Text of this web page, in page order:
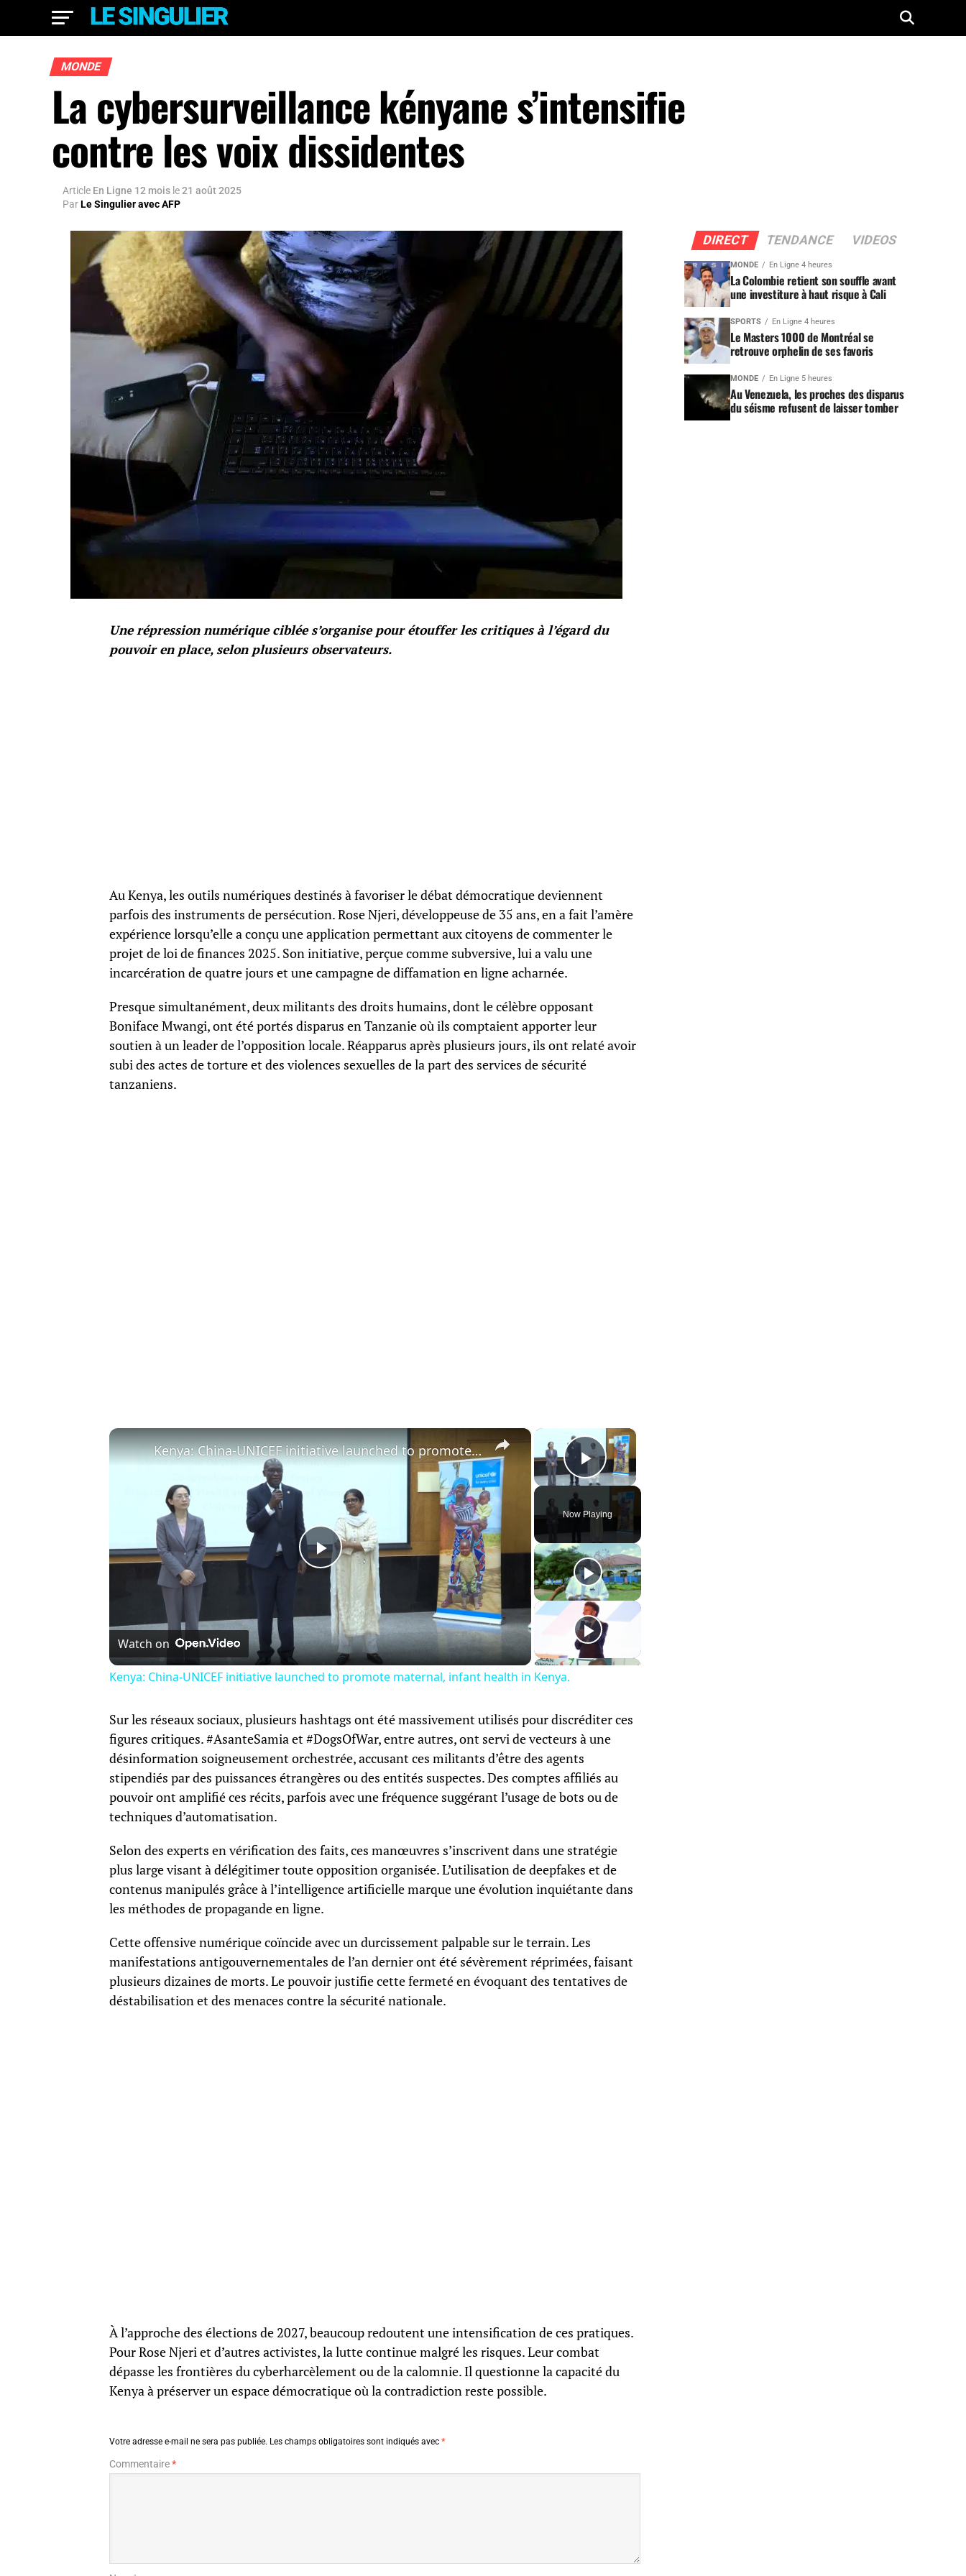
MONDE
La cybersurveillance kényane s’intensifie
contre les voix dissidentes
Article En Ligne 12 mois le21 août 2025
ParLe Singulier avec AFP
Une répression numérique ciblée s’organise pour étouffer les critiques à l’égard du
pouvoir en place, selon plusieurs observateurs.
Au Kenya, les outils numériques destinés à favoriser le débat démocratique deviennent
parfois des instruments de persécution. Rose Njeri, développeuse de 35 ans, en a fait l’amère
expérience lorsqu’elle a conçu une application permettant aux citoyens de commenter le
projet de loi de finances 2025. Son initiative, perçue comme subversive, lui a valu une
incarcération de quatre jours et une campagne de diffamation en ligne acharnée.
Presque simultanément, deux militants des droits humains, dont le célèbre opposant
Boniface Mwangi, ont été portés disparus en Tanzanie où ils comptaient apporter leur
soutien à un leader de l’opposition locale. Réapparus après plusieurs jours, ils ont relaté avoir
subi des actes de torture et des violences sexuelles de la part des services de sécurité
tanzaniens.
×
Play Video
Now Playing
×
Play
Video
Kenya: China-UNICEF initiative launched to promote maternal, infant health in Kenya.
Watch on
Kenya: China-UNICEF initiative launched to promote maternal, infant health in Kenya.
Sur les réseaux sociaux, plusieurs hashtags ont été massivement utilisés pour discréditer ces
figures critiques. #AsanteSamia et #DogsOfWar, entre autres, ont servi de vecteurs à une
désinformation soigneusement orchestrée, accusant ces militants d’être des agents
stipendiés par des puissances étrangères ou des entités suspectes. Des comptes affiliés au
pouvoir ont amplifié ces récits, parfois avec une fréquence suggérant l’usage de bots ou de
techniques d’automatisation.
Selon des experts en vérification des faits, ces manœuvres s’inscrivent dans une stratégie
plus large visant à délégitimer toute opposition organisée. L’utilisation de deepfakes et de
contenus manipulés grâce à l’intelligence artificielle marque une évolution inquiétante dans
les méthodes de propagande en ligne.
Cette offensive numérique coïncide avec un durcissement palpable sur le terrain. Les
manifestations antigouvernementales de l’an dernier ont été sévèrement réprimées, faisant
plusieurs dizaines de morts. Le pouvoir justifie cette fermeté en évoquant des tentatives de
déstabilisation et des menaces contre la sécurité nationale.
À l’approche des élections de 2027, beaucoup redoutent une intensification de ces pratiques.
Pour Rose Njeri et d’autres activistes, la lutte continue malgré les risques. Leur combat
dépasse les frontières du cyberharcèlement ou de la calomnie. Il questionne la capacité du
Kenya à préserver un espace démocratique où la contradiction reste possible.
Votre adresse e-mail ne sera pas publiée. Les champs obligatoires sont indiqués avec *
Commentaire*
DIRECT TENDANCE VIDEOS
MONDE En Ligne 4 heures
La Colombie retient son souffle avant
une investiture à haut risque à Cali
SPORTS En Ligne 4 heures
Le Masters 1000 de Montréal se
retrouve orphelin de ses favoris
MONDE En Ligne 5 heures
Au Venezuela, les proches des disparus
du séisme refusent de laisser tomber